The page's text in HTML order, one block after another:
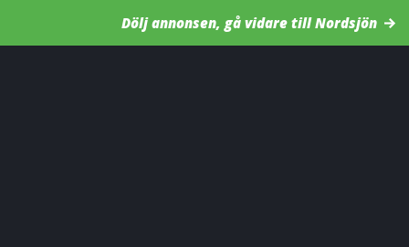
Dölj annonsen, gå vidare till Nordsjön